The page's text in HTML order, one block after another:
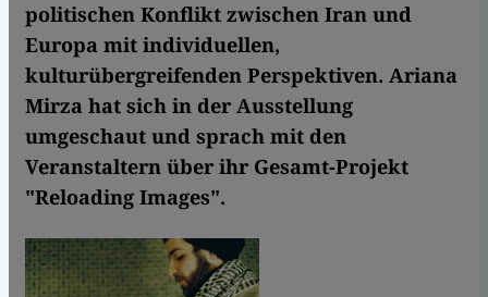
politischen Konflikt zwischen Iran und
Europa mit individuellen,
kulturübergreifenden Perspektiven. Ariana
Mirza hat sich in der Ausstellung
umgeschaut und sprach mit den
Veranstaltern über ihr Gesamt-Projekt
"Reloading Images".